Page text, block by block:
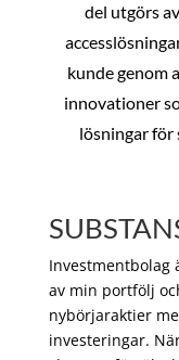
del utgörs
kunde genom
innovationer
lösningar för
Investmentbolag
av min portfölj
nybörjaraktier
investeringar.